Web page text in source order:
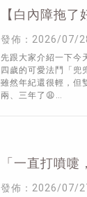
【白內障拖了
發佈：2026/07/
先跟大家介紹一下
四歲的可愛法鬥「兜
雖然年紀還很輕，但
兩、三年了😩
「一直打噴嚏
住了一隻水蛭
發佈：2026/07/